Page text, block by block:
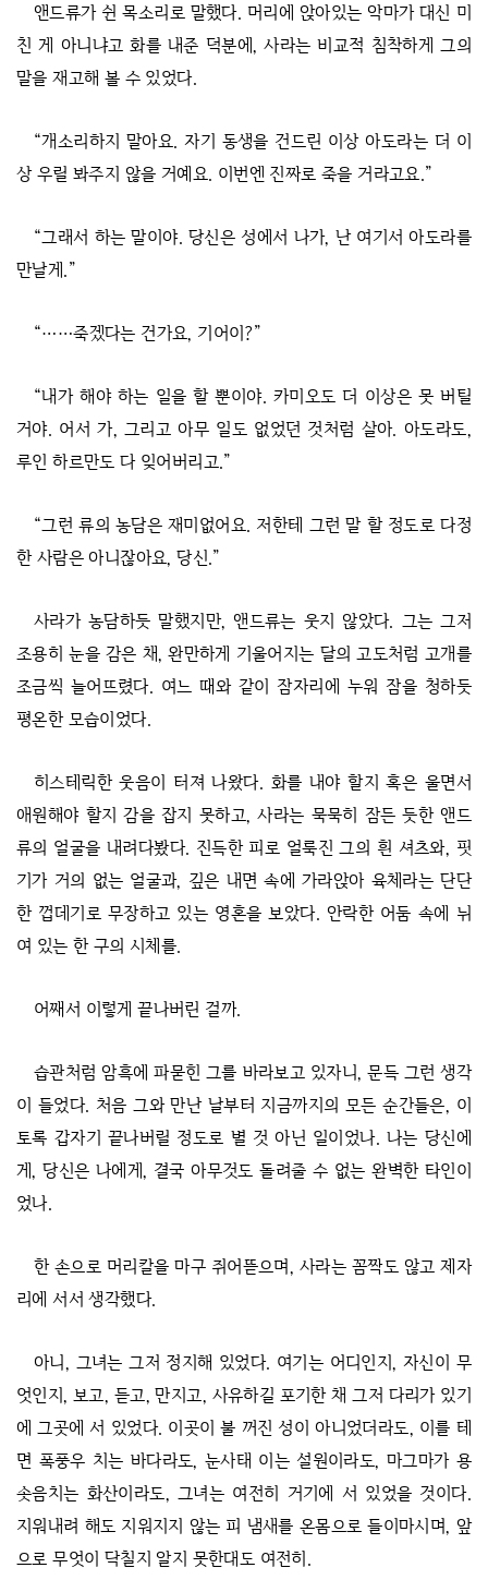
앤드류가 쉰 목소리로 말했다. 머리에 앉아있는 악마가 대신 미
친 게 아니냐고 화를 내준 덕분에, 사라는 비교적 침착하게 그의
말을 재고해 볼 수 있었다.
“개소리하지 말아요. 자기 동생을 건드린 이상 아도라는 더 이
상 우릴 봐주지 않을 거예요. 이번엔 진짜로 죽을 거라고요.”
“그래서 하는 말이야. 당신은 성에서 나가, 난 여기서 아도라를
만날게.”
“……죽겠다는 건가요, 기어이?”
“내가 해야 하는 일을 할 뿐이야. 카미오도 더 이상은 못 버틸
거야. 어서 가, 그리고 아무 일도 없었던 것처럼 살아. 아도라도,
루인 하르만도 다 잊어버리고.”
“그런 류의 농담은 재미없어요. 저한테 그런 말 할 정도로 다정
한 사람은 아니잖아요, 당신.”
사라가 농담하듯 말했지만, 앤드류는 웃지 않았다. 그는 그저
조용히 눈을 감은 채, 완만하게 기울어지는 달의 고도처럼 고개를
조금씩 늘어뜨렸다. 여느 때와 같이 잠자리에 누워 잠을 청하듯
평온한 모습이었다.
히스테릭한 웃음이 터져 나왔다. 화를 내야 할지 혹은 울면서
애원해야 할지 감을 잡지 못하고, 사라는 묵묵히 잠든 듯한 앤드
류의 얼굴을 내려다봤다. 진득한 피로 얼룩진 그의 흰 셔츠와, 핏
기가 거의 없는 얼굴과, 깊은 내면 속에 가라앉아 육체라는 단단
한 껍데기로 무장하고 있는 영혼을 보았다. 안락한 어둠 속에 뉘
여 있는 한 구의 시체를.
어째서 이렇게 끝나버린 걸까.
습관처럼 암흑에 파묻힌 그를 바라보고 있자니, 문득 그런 생각
이 들었다. 처음 그와 만난 날부터 지금까지의 모든 순간들은, 이
토록 갑자기 끝나버릴 정도로 별 것 아닌 일이었나. 나는 당신에
게, 당신은 나에게, 결국 아무것도 돌려줄 수 없는 완벽한 타인이
었나.
한 손으로 머리칼을 마구 쥐어뜯으며, 사라는 꼼짝도 않고 제자
리에 서서 생각했다.
아니, 그녀는 그저 정지해 있었다. 여기는 어디인지, 자신이 무
엇인지, 보고, 듣고, 만지고, 사유하길 포기한 채 그저 다리가 있기
에 그곳에 서 있었다. 이곳이 불 꺼진 성이 아니었더라도, 이를 테
면 폭풍우 치는 바다라도, 눈사태 이는 설원이라도, 마그마가 용
솟음치는 화산이라도, 그녀는 여전히 거기에 서 있었을 것이다.
지워내려 해도 지워지지 않는 피 냄새를 온몸으로 들이마시며, 앞
으로 무엇이 닥칠지 알지 못한대도 여전히.